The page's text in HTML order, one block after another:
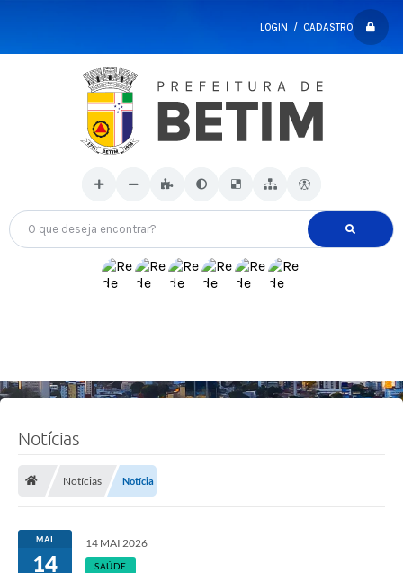
LOGIN / CADASTRO
O que deseja encontrar?
Notícias
Notícias Notícia
MAI
14
14 MAI 2026
SAÚDE